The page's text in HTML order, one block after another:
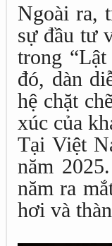
Ngoài ra,
sự đầu tư
trong
đó, dàn
hệ chặt
xúc của
Tại Việt
năm
năm ra
hơi và